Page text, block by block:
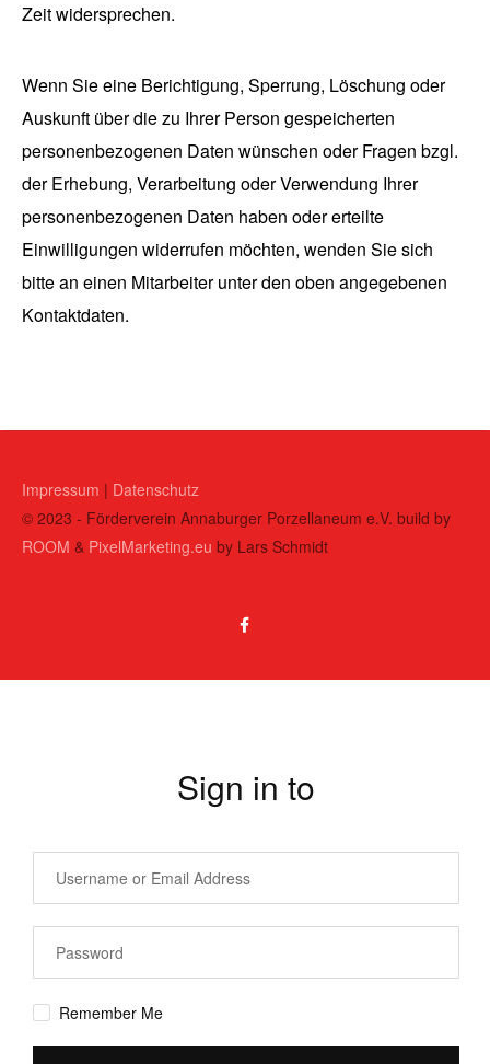
Zeit widersprechen.
Wenn Sie eine Berichtigung, Sperrung, Löschung oder
Auskunft über die zu Ihrer Person gespeicherten
personenbezogenen Daten wünschen oder Fragen bzgl.
der Erhebung, Verarbeitung oder Verwendung Ihrer
personenbezogenen Daten haben oder erteilte
Einwilligungen widerrufen möchten, wenden Sie sich
bitte an einen Mitarbeiter unter den oben angegebenen
Kontaktdaten.
Impressum | Datenschutz
© 2023 - Förderverein Annaburger Porzellaneum e.V. build by
ROOM & PixelMarketing.eu by Lars Schmidt
Sign in to
Remember Me